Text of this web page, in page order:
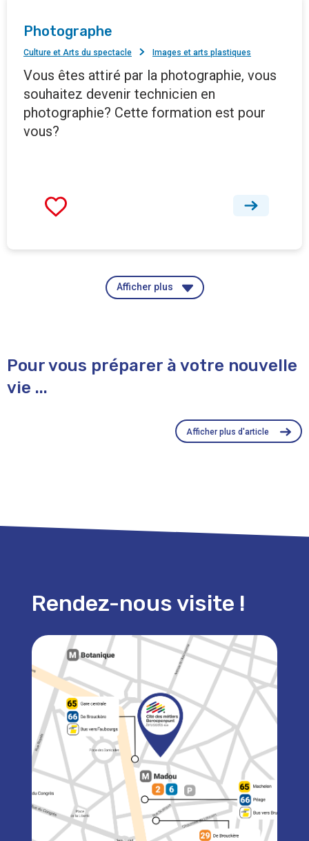
Photographe
Culture et Arts du spectacle Images et arts plastiques
Vous êtes attiré par la photographie, vous
souhaitez devenir technicien en
photographie? Cette formation est pour
vous?
Afficher plus
Pour vous préparer à votre nouvelle
vie ...
Afficher plus d'article
Rendez-nous visite !